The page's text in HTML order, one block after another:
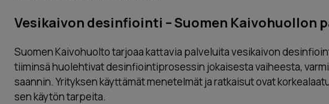
Vesikaivon desinfiointi – Suomen Kaivohuollon
Suomen Kaivohuolto tarjoaa kattavia palveluita vesikaivon
tiiminsä huolehtivat desinfiointiprosessin jokaisesta vaiheesta,
saannin. Yrityksen käyttämät menetelmät ja ratkaisut ovat
sen käytön tarpeita.